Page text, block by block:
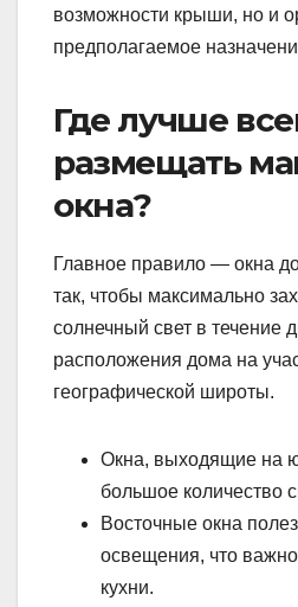
возможности крыши, но и
предполагаемое
Где лучше
размещать
окна?
Главное правило — окна
так, чтобы максимально
солнечный свет в течение
расположения дома на
географической широты.
Окна, выходящие на
большое количество
Восточные окна
освещения, что
кухни.